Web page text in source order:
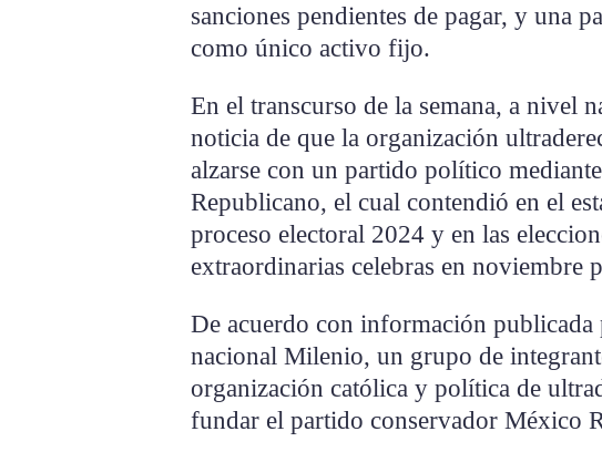
sanciones pendientes de pagar, y una
como único activo fijo.
En el transcurso de la semana, a nivel
noticia de que la organización
alzarse con un partido político
Republicano, el cual contendió en el
proceso electoral 2024 y en las
extraordinarias celebras en noviembre
De acuerdo con información
nacional Milenio, un grupo de
organización católica y política de
fundar el partido conservador México